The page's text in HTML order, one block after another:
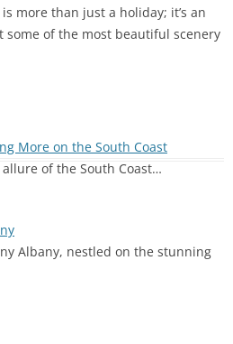
more than just a holiday; it’s an
of the most beautiful scenery
More on the South Coast
of the South Coast…
Albany, nestled on the stunning